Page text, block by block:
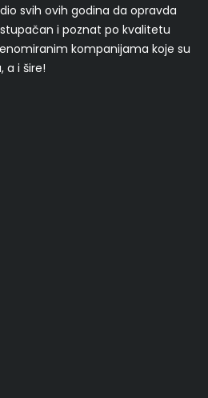
svih ovih godina da opravda
i poznat po kvalitetu
kompanijama koje su
a i šire!